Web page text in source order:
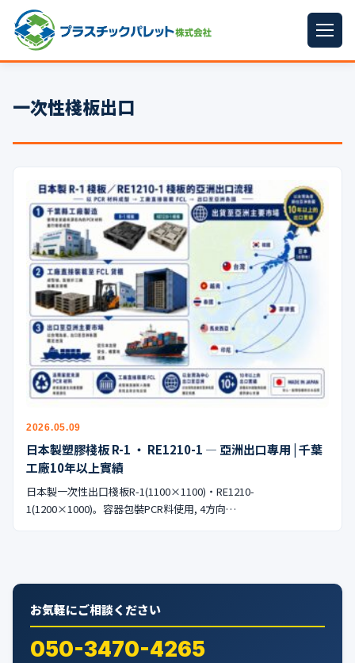
パレットサイズ
プラパレット ▼
コンテナ
中古パレット
再生原料
梱包資材
イラン情勢まとめ
公式ブログ
会社案内
🇺🇸 🇰🇷🇹🇼🇻🇳
一次性棧板出口
2026.05.09
日本製塑膠棧板 R-1 ・ RE1210-1 — 亞洲出口專用 | 千葉
工廠10年以上實績
日本製一次性出口棧板R-1(1100×1100)・RE1210-
1(1200×1000)。容器包裝PCR料使用, 4方向…
お気軽にご相談ください
050-3470-4265